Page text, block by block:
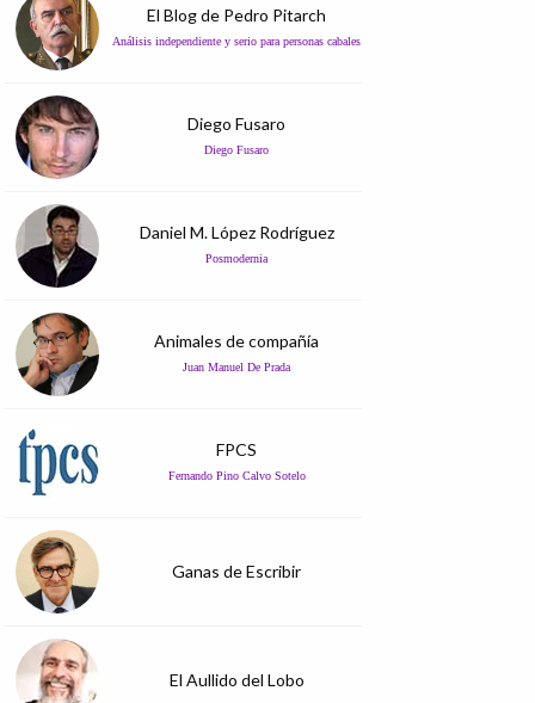
El Blog de Pedro Pitarch
Análisis independiente y serio para personas cabales
Diego Fusaro
Diego Fusaro
Daniel M. López Rodríguez
Posmodernia
Animales de compañía
Juan Manuel De Prada
FPCS
Fernando Pino Calvo Sotelo
Ganas de Escribir
El Aullido del Lobo